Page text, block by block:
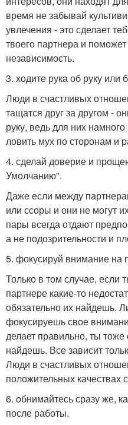
время не забывай
увлечения - это сделает
твоего партнера и
независимость.
3. ходите рука об руку или
Люди в счастливых
тащатся друг за другом -
руку, ведь для них
ловить мух по сторонам и
4. сделай доверие и
Умолчанию".
Даже если между
или ссоры и они не могут
пары всегда отдают
а не подозрительности и
5. фокусируй внимание на
Только в том случае,
партнере какие-то
обязательно их найдешь.
фокусируешь свое
делает правильно, ты тоже
найдешь. Все зависит
Люди в счастливых
положительных качествах
6. обнимайтесь сразу же,
после работы.